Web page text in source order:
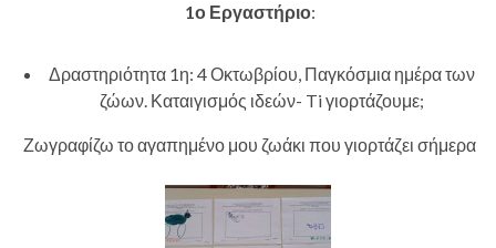
1ο Εργαστήριο:
Δραστηριότητα 1η: 4 Οκτωβρίου, Παγκόσμια ημέρα των
ζώων. Καταιγισμός ιδεών- Ti γιορτάζουμε;
Ζωγραφίζω το αγαπημένο μου ζωάκι που γιορτάζει σήμερα